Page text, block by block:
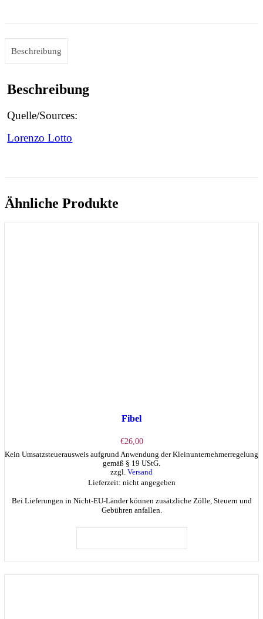
Beschreibung
Beschreibung
Quelle/Sources:
Lorenzo Lotto
Ähnliche Produkte
Fibel
€26,00
Kein Umsatzsteuerausweis aufgrund Anwendung der Kleinunternehmerregelung
gemäß § 19 UStG.
zzgl. Versand
Lieferzeit: nicht angegeben
Bei Lieferungen in Nicht-EU-Länder können zusätzliche Zölle, Steuern und
Gebühren anfallen.